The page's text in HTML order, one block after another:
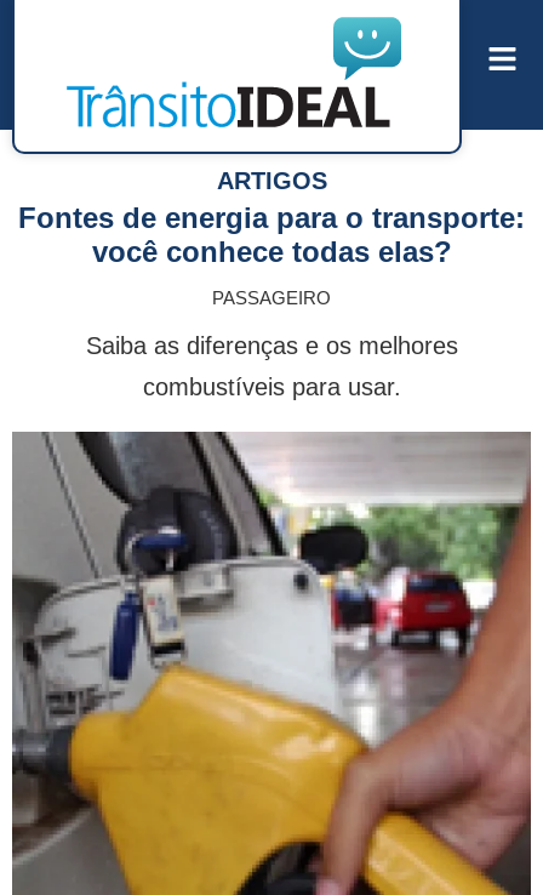
ARTIGOS
Fontes de energia para o transporte:
você conhece todas elas?
PASSAGEIRO
Saiba as diferenças e os melhores
combustíveis para usar.